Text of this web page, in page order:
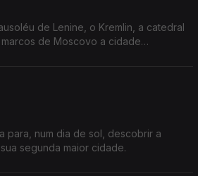
de Lenine, o Kremlin, a catedral
de Moscovo a cidade
para, num dia de sol, descobrir a
segunda maior cidade.